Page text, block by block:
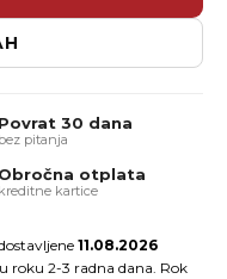
Povrat 30 dana
bez pitanja
Obročna otplata
kreditne kartice
11.08.2026
roku 2-3 radna dana. Rok